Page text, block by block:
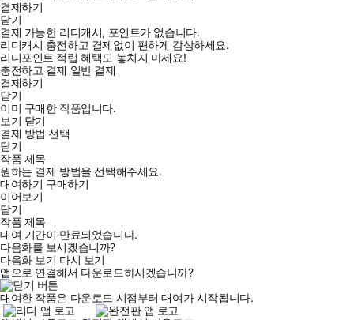
결제하기
닫기
결제 가능한 리디캐시, 포인트가 없습니다.
리디캐시 충전하고 결제없이 편하게 감상하세요.
리디포인트 적립 혜택도 놓치지 마세요!
충전하고 결제 일반 결제
결제하기
닫기
이미 구매한 작품입니다.
보기 닫기
결제 방법 선택
닫기
작품 제목
원하는 결제 방법을 선택해주세요.
대여하기 구매하기
이어보기
닫기
작품 제목
대여 기간이 만료되었습니다.
다음화를 보시겠습니까?
다음화 보기 다시 보기
앱으로 연결해서 다운로드하시겠습니까?
대여한 작품은 다운로드 시점부터 대여가 시작됩니다.